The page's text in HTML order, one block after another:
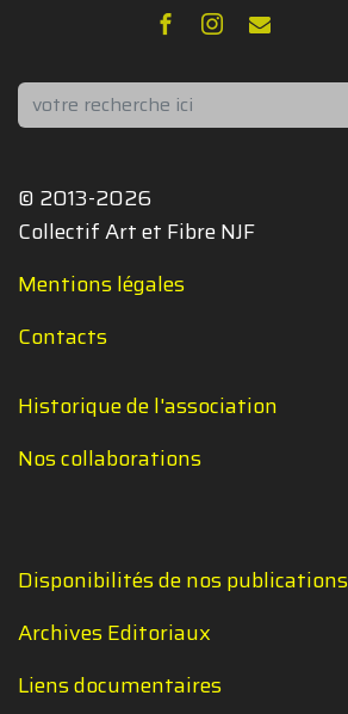
Rechercher
© 2013-2026
Collectif Art et Fibre NJF
Mentions légales
Contacts
Historique de l'association
Nos collaborations
Disponibilités de nos publications
Archives Editoriaux
Liens documentaires